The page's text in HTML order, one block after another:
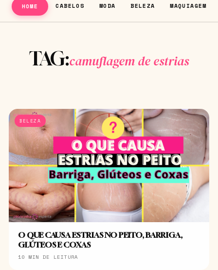
HOME CABELOS MODA BELEZA MAQUIAGEM
TAG:camuflagem de estrias
BELEZA
O QUE CAUSA ESTRIAS NO PEITO, BARRIGA,
GLÚTEOS E COXAS
10 MIN DE LEITURA